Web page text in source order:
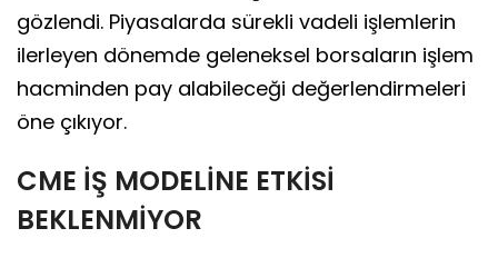
gözlendi. Piyasalarda sürekli vadeli işlemlerin
ilerleyen dönemde geleneksel borsaların işlem
hacminden pay alabileceği değerlendirmeleri
öne çıkıyor.
CME İŞ MODELİNE ETKİSİ
BEKLENMİYOR